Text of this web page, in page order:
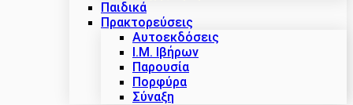
Παιδικά
Πρακτoρεύσεις
Αυτοεκδόσεις
Ι.Μ. Ιβήρων
Παρουσία
Πορφύρα
Σύναξη